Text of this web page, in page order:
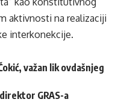
aktivnosti na realizaciji
interkonekcije.
važan lik ovdašnjeg
GRAS-a